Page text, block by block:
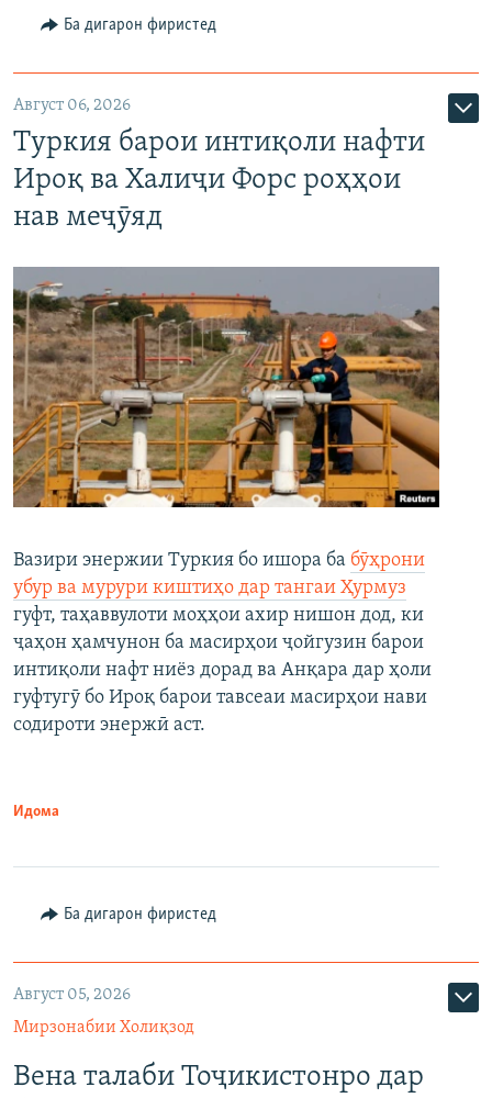
Ба дигарон фиристед
Август 06, 2026
Туркия барои интиқоли нафти
Ироқ ва Халиҷи Форс роҳҳои
нав меҷӯяд
Вазири энержии Туркия бо ишора ба бӯҳрони
убур ва мурури киштиҳо дар тангаи Ҳурмуз
гуфт, таҳаввулоти моҳҳои ахир нишон дод, ки
ҷаҳон ҳамчунон ба масирҳои ҷойгузин барои
интиқоли нафт ниёз дорад ва Анқара дар ҳоли
гуфтугӯ бо Ироқ барои тавсеаи масирҳои нави
содироти энержӣ аст.
Идома
Ба дигарон фиристед
Август 05, 2026
Мирзонабии Холиқзод
Вена талаби Тоҷикистонро дар